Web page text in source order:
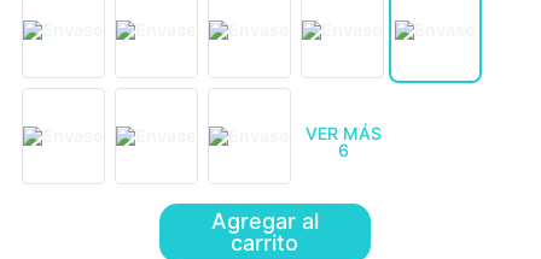
VER MÁS
6
Agregar al
carrito